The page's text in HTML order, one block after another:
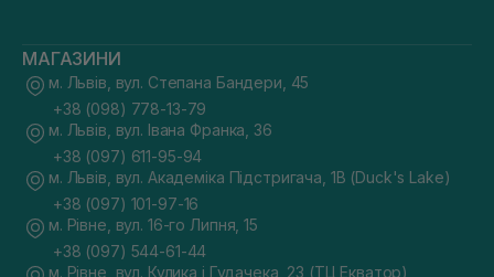
МАГАЗИНИ
м. Львів, вул. Степана Бандери, 45
+38 (098) 778-13-79
м. Львів, вул. Івана Франка, 36
+38 (097) 611-95-94
м. Львів, вул. Академіка Підстригача, 1В (Duck's Lake)
+38 (097) 101-97-16
м. Рівне, вул. 16-го Липня, 15
+38 (097) 544-61-44
м. Рівне, вул. Кулика і Гудачека, 23 (ТЦ Екватор)